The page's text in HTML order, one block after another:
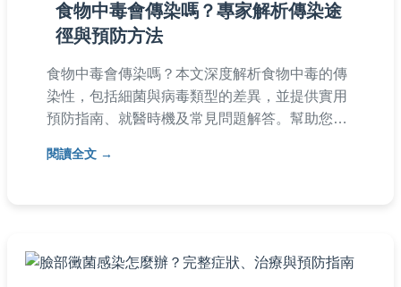
食物中毒會傳染嗎？專家解析傳染途
徑與預防方法
食物中毒會傳染嗎？本文深度解析食物中毒的傳
染性，包括細菌與病毒類型的差異，並提供實用
預防指南、就醫時機及常見問題解答。幫助您保
閱讀全文